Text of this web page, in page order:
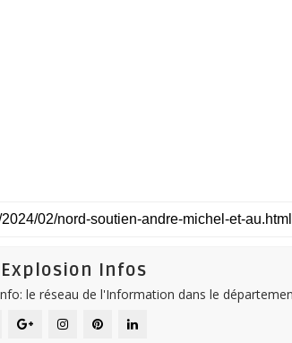
Infos
le réseau de l'Information dans le